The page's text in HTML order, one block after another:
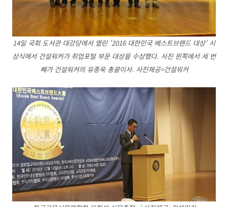
14일 국회 도서관 대강당에서 열린 '2016 대한민국 베스트브랜드 대상' 시
상식에서 건설워커가 취업포털 부문 대상을 수상했다. 사진 왼쪽에서 세 번
째가 건설워커의 유종욱 총괄이사. 사진제공=건설워커